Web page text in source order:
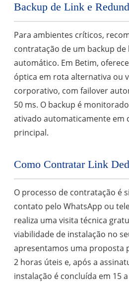
Backup de Link e
Para ambientes críticos,
contratação de um backup
automático. Em Betim,
óptica em rota alternativa ou
corporativo, com failover
50 ms. O backup é
ativado automaticamente em
principal.
Como Contratar Link
O processo de contratação é
contato pelo WhatsApp ou
realiza uma visita técnica
viabilidade de instalação no
apresentamos uma proposta
2 horas úteis e, após a
instalação é concluída em 15